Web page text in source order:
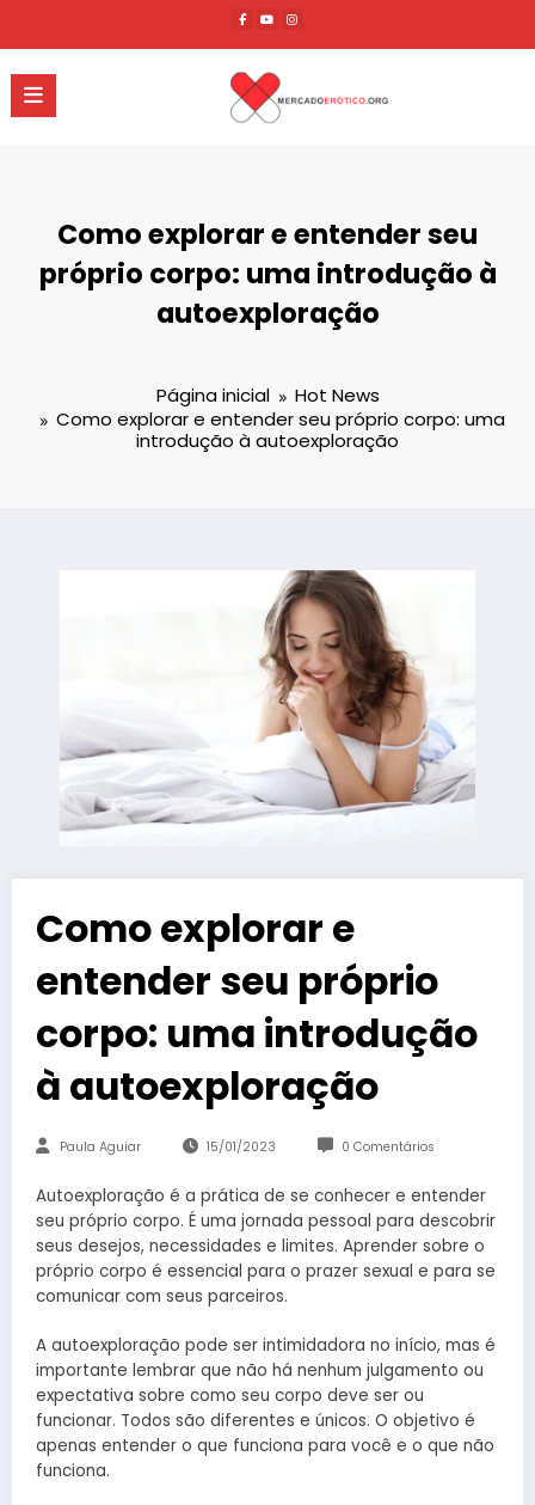
o
conteúdo
Como explorar e entender seu
próprio corpo: uma introdução à
autoexploração
Página inicial
Hot News
Como explorar e entender seu próprio corpo: uma
introdução à autoexploração
Como explorar e
entender seu próprio
corpo: uma introdução
à autoexploração
Paula Aguiar 15/01/2023 0 Comentários
Autoexploração é a prática de se conhecer e entender
seu próprio corpo. É uma jornada pessoal para descobrir
seus desejos, necessidades e limites. Aprender sobre o
próprio corpo é essencial para o prazer sexual e para se
comunicar com seus parceiros.
A autoexploração pode ser intimidadora no início, mas é
importante lembrar que não há nenhum julgamento ou
expectativa sobre como seu corpo deve ser ou
funcionar. Todos são diferentes e únicos. O objetivo é
apenas entender o que funciona para você e o que não
funciona.